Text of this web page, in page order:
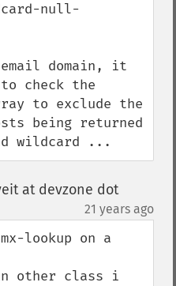
null-
domain, it
to check the
to exclude the
being returned
wildcard ...
at devzone dot
21 years ago
lookup on a
other class i